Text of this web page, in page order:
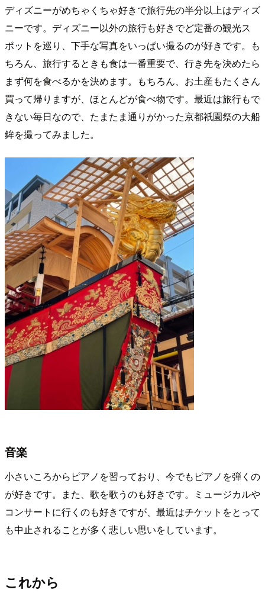
ディズニーがめちゃくちゃ好きで旅行先の半分以上はディズ
ニーです。ディズニー以外の旅行も好きでど定番の観光ス
ポットを巡り、下手な写真をいっぱい撮るのが好きです。も
ちろん、旅行するときも食は一番重要で、行き先を決めたら
まず何を食べるかを決めます。もちろん、お土産もたくさん
買って帰りますが、ほとんどが食べ物です。最近は旅行もで
きない毎日なので、たまたま通りがかった京都祇園祭の大船
鉾を撮ってみました。
音楽
小さいころからピアノを習っており、今でもピアノを弾くの
が好きです。また、歌を歌うのも好きです。ミュージカルや
コンサートに行くのも好きですが、最近はチケットをとって
も中止されることが多く悲しい思いをしています。
これから